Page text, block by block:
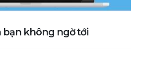
bạn không ngờ tới